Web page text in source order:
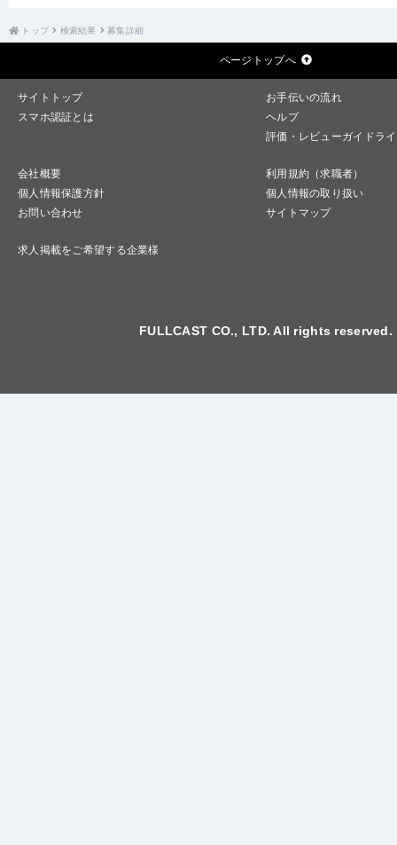
トップ 検索結果 募集詳細
ページトップへ
サイトトップ
お手伝いの流れ
スマホ認証とは
ヘルプ
評価・レビューガイドラ
会社概要
利用規約（求職者）
個人情報保護方針
個人情報の取り扱い
お問い合わせ
サイトマップ
求人掲載をご希望する企業様
FULLCAST CO., LTD. All rights reserved.